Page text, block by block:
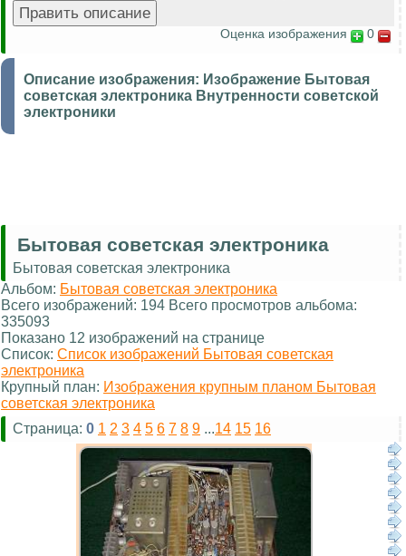
Оценка изображения 0
Описание изображения: Изображение Бытовая
советская электроника Внутренности советской
электроники
Бытовая советская электроника
Бытовая советская электроника
Альбом: Бытовая советская электроника
Всего изображений: 194 Всего просмотров альбома:
335093
Показано 12 изображений на странице
Список: Список изображений Бытовая советская
электроника
Крупный план: Изображения крупным планом Бытовая
советская электроника
Страница: 0 1 2 3 4 5 6 7 8 9 ...14 15 16